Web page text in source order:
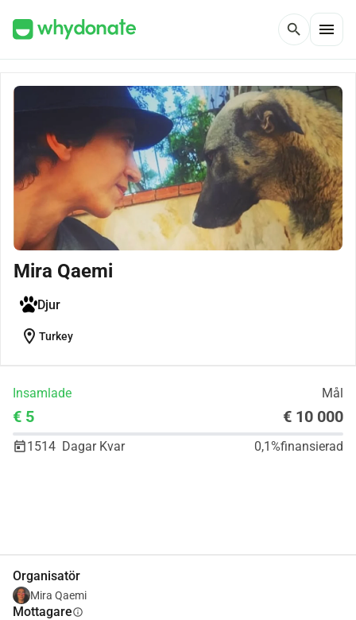
search menu
Mira Qaemi
Djur
location_on Turkey
Insamlade Mål
€ 5 € 10 000
1514 Dagar Kvar 0,1%finansierad
Organisatör
Mira Qaemi
Mottagareinfo